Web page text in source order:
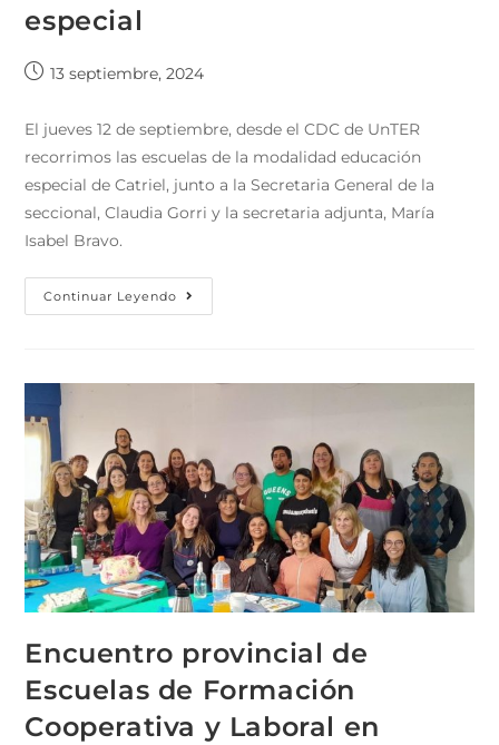
especial
13 septiembre, 2024
El jueves 12 de septiembre, desde el CDC de UnTER
recorrimos las escuelas de la modalidad educación
especial de Catriel, junto a la Secretaria General de la
seccional, Claudia Gorri y la secretaria adjunta, María
Isabel Bravo.
Continuar Leyendo
Encuentro provincial de
Escuelas de Formación
Cooperativa y Laboral en